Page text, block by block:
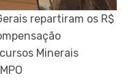
repartiram os R$
Minerais